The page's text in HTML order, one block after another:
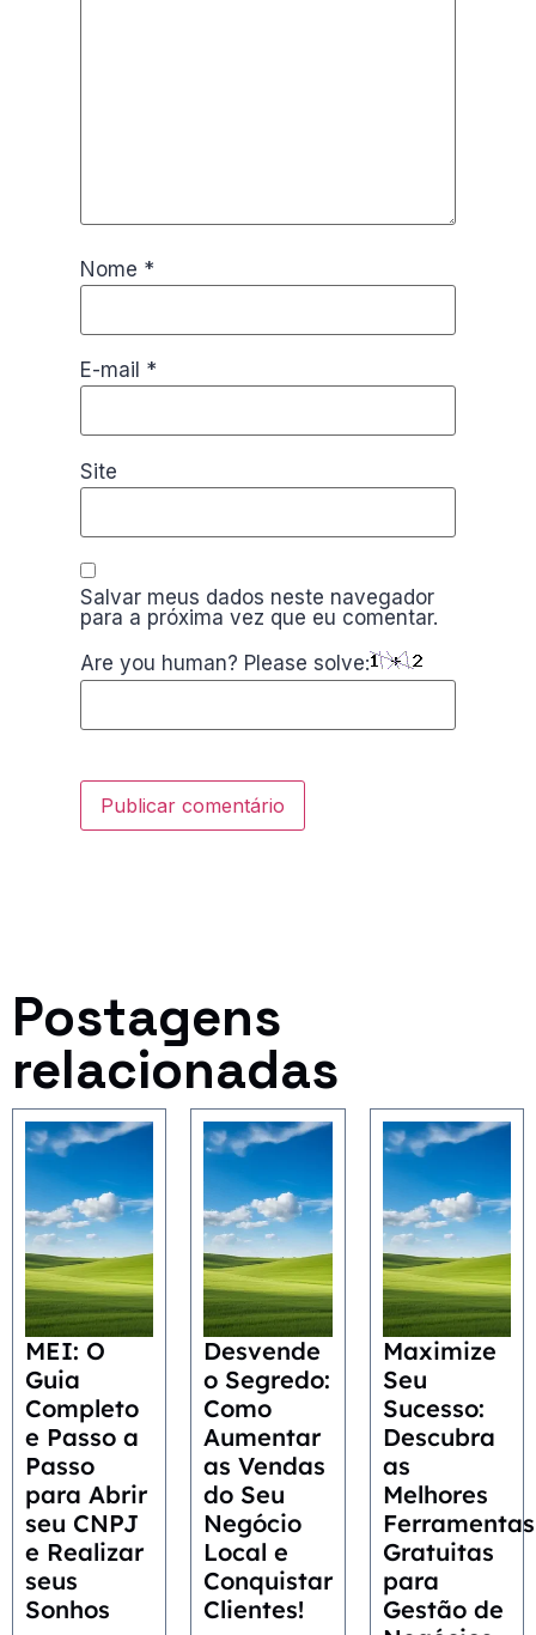
Nome *
E-mail *
Site
Salvar meus dados neste navegador
para a próxima vez que eu comentar.
Are you human? Please solve:
Postagens
relacionadas
MEI: O
Guia
Completo
e Passo a
Passo
para Abrir
seu CNPJ
e Realizar
seus
Sonhos
Desvende
o Segredo:
Como
Aumentar
as Vendas
do Seu
Negócio
Local e
Conquistar
Clientes!
Maximize
Seu
Sucesso:
Descubra
as
Melhores
Ferramentas
Gratuitas
para
Gestão de